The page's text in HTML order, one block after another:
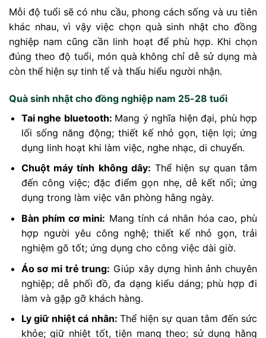
Mỗi độ tuổi sẽ có nhu cầu, phong cách sống và ưu tiên
khác nhau, vì vậy việc chọn quà sinh nhật cho đồng
nghiệp nam cũng cần linh hoạt để phù hợp. Khi chọn
đúng theo độ tuổi, món quà không chỉ dễ sử dụng mà
còn thể hiện sự tinh tế và thấu hiểu người nhận.
Quà sinh nhật cho đồng nghiệp nam 25-28 tuổi
Tai nghe bluetooth: Mang ý nghĩa hiện đại, phù hợp
lối sống năng động; thiết kế nhỏ gọn, tiện lợi; ứng
dụng linh hoạt khi làm việc, nghe nhạc, di chuyển.
Chuột máy tính không dây: Thể hiện sự quan tâm
đến công việc; đặc điểm gọn nhẹ, dễ kết nối; ứng
dụng trong làm việc văn phòng hằng ngày.
Bàn phím cơ mini: Mang tính cá nhân hóa cao, phù
hợp người yêu công nghệ; thiết kế nhỏ gọn, trải
nghiệm gõ tốt; ứng dụng cho công việc dài giờ.
Áo sơ mi trẻ trung: Giúp xây dựng hình ảnh chuyên
nghiệp; dễ phối đồ, đa dạng kiểu dáng; phù hợp đi
làm và gặp gỡ khách hàng.
Ly giữ nhiệt cá nhân:Thể hiện sự quan tâm đến sức
khỏe; giữ nhiệt tốt, tiện mang theo; sử dụng hằng